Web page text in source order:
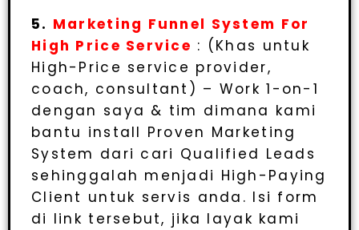
5. Marketing Funnel System For
High Price Service : (Khas untuk
High-Price service provider,
coach, consultant) – Work 1-on-1
dengan saya & tim dimana kami
bantu install Proven Marketing
System dari cari Qualified Leads
sehinggalah menjadi High-Paying
Client untuk servis anda. Isi form
di link tersebut, jika layak kami